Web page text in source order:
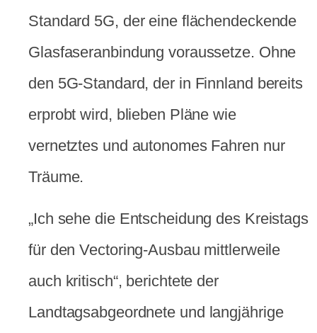
Standard 5G, der eine flächendeckende
Glasfaseranbindung voraussetze. Ohne
den 5G-Standard, der in Finnland bereits
erprobt wird, blieben Pläne wie
vernetztes und autonomes Fahren nur
Träume.
„Ich sehe die Entscheidung des Kreistags
für den Vectoring-Ausbau mittlerweile
auch kritisch“, berichtete der
Landtagsabgeordnete und langjährige